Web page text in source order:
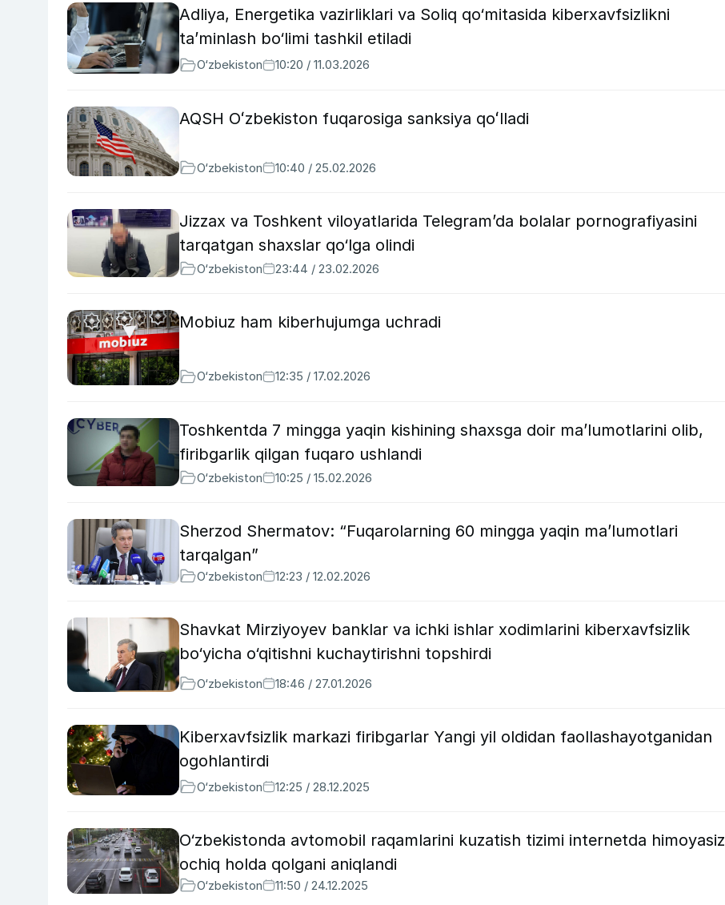
Adliya, Energetika vazirliklari va Soliq qo‘mitasida kiberxavfsizlikni
ta’minlash bo‘limi tashkil etiladi
O‘zbekiston 10:20 / 11.03.2026
AQSH Oʻzbekiston fuqarosiga sanksiya qoʻlladi
O‘zbekiston 10:40 / 25.02.2026
Jizzax va Toshkent viloyatlarida Telegram’da bolalar pornografiyasini
tarqatgan shaxslar qo‘lga olindi
O‘zbekiston 23:44 / 23.02.2026
Mobiuz ham kiberhujumga uchradi
O‘zbekiston 12:35 / 17.02.2026
Toshkentda 7 mingga yaqin kishining shaxsga doir maʼlumotlarini olib,
firibgarlik qilgan fuqaro ushlandi
O‘zbekiston 10:25 / 15.02.2026
Sherzod Shermatov: “Fuqarolarning 60 mingga yaqin ma’lumotlari
tarqalgan”
O‘zbekiston 12:23 / 12.02.2026
Shavkat Mirziyoyev banklar va ichki ishlar xodimlarini kiberxavfsizlik
bo‘yicha o‘qitishni kuchaytirishni topshirdi
O‘zbekiston 18:46 / 27.01.2026
Kiberxavfsizlik markazi firibgarlar Yangi yil oldidan faollashayotganidan
ogohlantirdi
O‘zbekiston 12:25 / 28.12.2025
O‘zbekistonda avtomobil raqamlarini kuzatish tizimi internetda himoyasiz
ochiq holda qolgani aniqlandi
O‘zbekiston 11:50 / 24.12.2025